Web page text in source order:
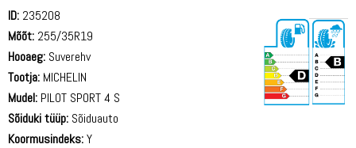
ID: 235208
Mõõt: 255/35R19
Hooaeg: Suverehv
Tootja: MICHELIN
Mudel: PILOT SPORT 4 S
Sõiduki tüüp: Sõiduauto
Koormusindeks:Y